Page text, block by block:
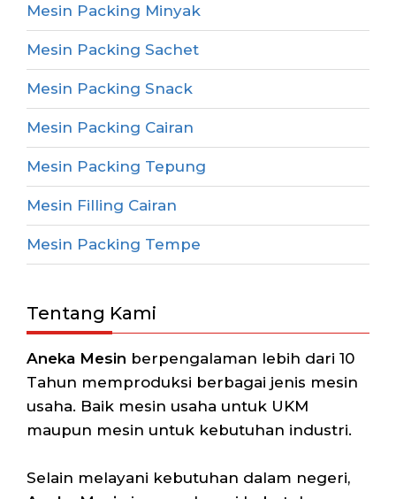
Mesin Packing Minyak
Mesin Packing Sachet
Mesin Packing Snack
Mesin Packing Cairan
Mesin Packing Tepung
Mesin Filling Cairan
Mesin Packing Tempe
Tentang Kami
Aneka Mesin berpengalaman lebih dari 10
Tahun memproduksi berbagai jenis mesin
usaha. Baik mesin usaha untuk UKM
maupun mesin untuk kebutuhan industri.
Selain melayani kebutuhan dalam negeri,